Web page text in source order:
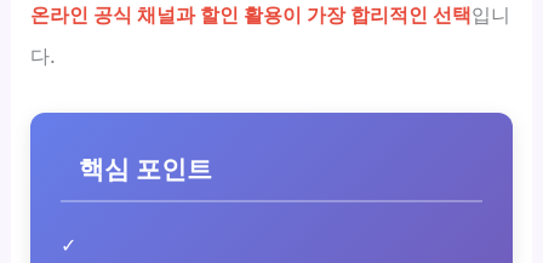
온라인 공식 채널과 할인 활용이 가장 합리적인 선택입니
다.
핵심 포인트
✓